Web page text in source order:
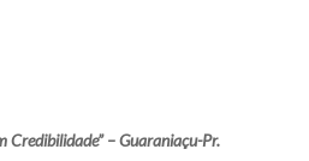
Credibilidade” – Guaraniaçu-Pr.